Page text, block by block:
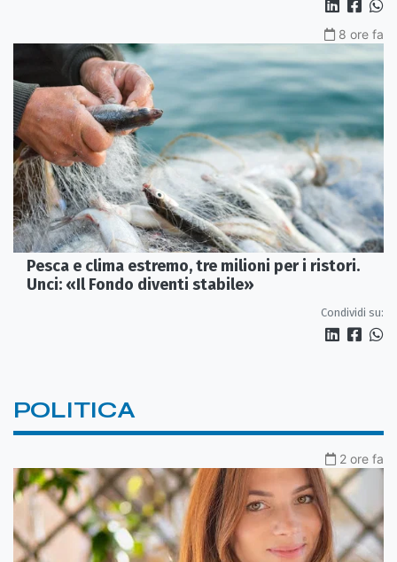
8 ore fa
Pesca e clima estremo, tre milioni per i ristori.
Unci: «Il Fondo diventi stabile»
Condividi su:
POLITICA
2 ore fa